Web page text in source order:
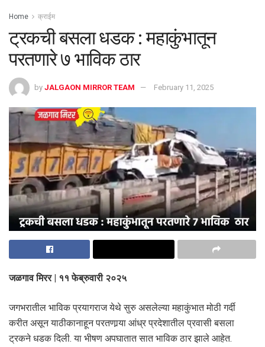
Home क्राईम
ट्रकची बसला धडक : महाकुंभातून
परतणारे ७ भाविक ठार
by JALGAON MIRROR TEAM February 11, 2025
जळगाव मिरर | ११ फेब्रुवारी २०२५
जगभरातील भाविक प्रयागराज येथे सुरु असलेल्या महाकुंभात मोठी गर्दी
करीत असून याठीकानाहून परतणार्‍या आंध्र प्रदेशातील प्रवासी बसला
ट्रकने धडक दिली. या भीषण अपघातात सात भाविक ठार झाले आहेत.